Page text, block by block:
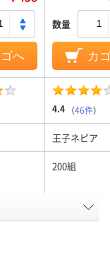
へ
数量
カ
4.4 （46件）
王子ネピア
200組